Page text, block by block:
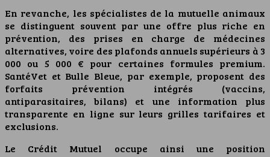
En revanche, les spécialistes de la mutuelle animaux
se distinguent souvent par une offre plus riche en
prévention, des prises en charge de médecines
alternatives, voire des plafonds annuels supérieurs à 3
000 ou 5 000 € pour certaines formules premium.
SantéVet et Bulle Bleue, par exemple, proposent des
forfaits prévention intégrés (vaccins,
antiparasitaires, bilans) et une information plus
transparente en ligne sur leurs grilles tarifaires et
exclusions.
Le Crédit Mutuel occupe ainsi une position